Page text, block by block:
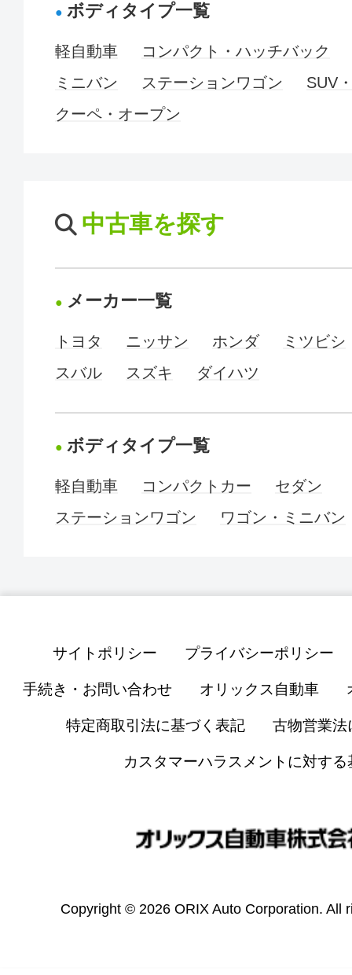
ボディタイプ一覧
軽自動車
コンパクト・ハッチバック
ミニバン
ステーションワゴン
SUV
クーペ・オープン
中古車を探す
メーカー一覧
トヨタ ニッサン ホンダ
ミツビシ
スバル
スズキ ダイハツ
ボディタイプ一覧
軽自動車 コンパクトカー
セダン
ステーションワゴン
ワゴン・ミニバン
サイトポリシー プライバシーポリシー
手続き・お問い合わせ オリックス自動車
特定商取引法に基づく表記 古物営業法
カスタマーハラスメントに対する
Copyright © 2026 ORIX Auto Corporation. All